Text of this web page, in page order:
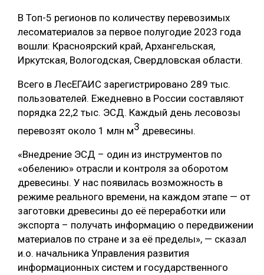
ДЕРЕВЯННОЕ ДОМОСТРОЕНИЕ
СОРТИРОВКА ДРЕВЕСИНЫ
СУШКА ДРЕВЕСИНЫ
МЕБЕЛЬНОЕ ПРОИЗВОДСТВО
В Топ-5 регионов по количеству перевозимых
лесоматериалов за первое полугодие 2023 года
вошли: Красноярский край, Архангельская,
Иркутская, Вологодская, Свердловская области.
Всего в ЛесЕГАИС зарегистрировано 289 тыс.
пользователей. Ежедневно в России составляют
порядка 22,2 тыс. ЭСД. Каждый день лесовозы
перевозят около 1 млн м3 древесины.
«Внедрение ЭСД – один из инструментов по
«обелению» отрасли и контроля за оборотом
древесины. У нас появилась возможность в
режиме реального времени, на каждом этапе — от
заготовки древесины до её переработки или
экспорта – получать информацию о передвижении
материалов по стране и за её пределы», — сказал
и.о. начальника Управления развития
информационных систем и государственного